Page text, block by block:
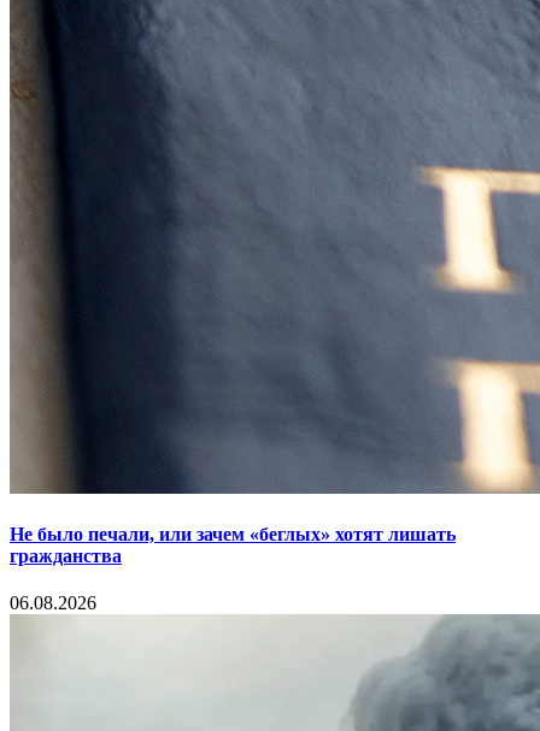
Не было печали, или зачем «беглых» хотят лишать
гражданства
06.08.2026